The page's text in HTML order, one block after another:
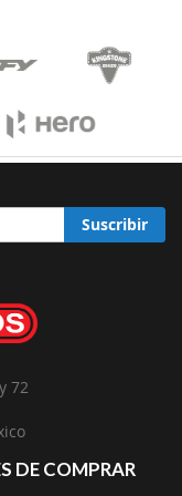
Suscribir
72
DE COMPRAR